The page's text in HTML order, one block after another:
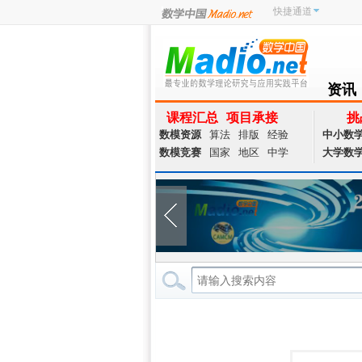
快捷通道
资讯
NEWS
课程汇总 项目承接
数模资源 算法 排版
经验
数模竞赛
国家 地区 中学
挑
中小数
大学数